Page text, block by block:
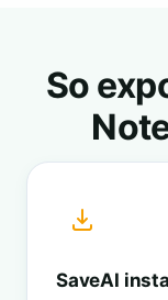
So
SaveAI